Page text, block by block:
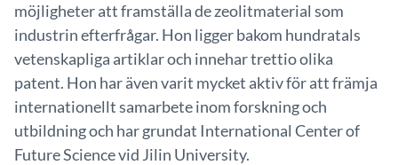
möjligheter att framställa de zeolitmaterial som
industrin efterfrågar. Hon ligger bakom hundratals
vetenskapliga artiklar och innehar trettio olika
patent. Hon har även varit mycket aktiv för att främja
internationellt samarbete inom forskning och
utbildning och har grundat International Center of
Future Science vid Jilin University.